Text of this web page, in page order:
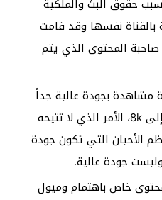
حقوق البث والملكية
نفسها وقد قامت
المحتوى الذي يتم
مشاهدة بجودة عالية جداً
تصل في الوقت الحالي إلى 8k، الأمر الذي لا تتيحه
الأحيان التي تكون جودة
جودة عالية.
خاص باهتمام وميول